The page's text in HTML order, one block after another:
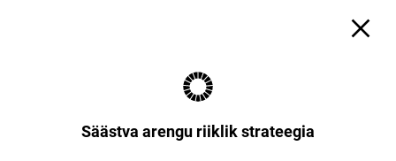
Säästva arengu riiklik strateegia